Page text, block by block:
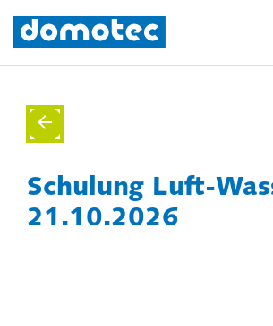
Schulung Luft-
21.10.2026